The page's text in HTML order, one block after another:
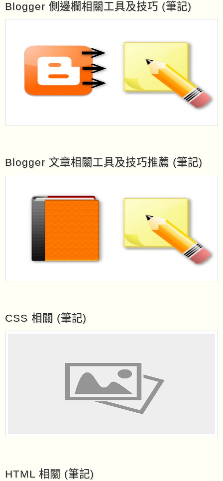
Blogger 側邊欄相關工具及技巧 (筆記)
Blogger 文章相關工具及技巧推薦 (筆記)
CSS 相關 (筆記)
HTML 相關 (筆記)